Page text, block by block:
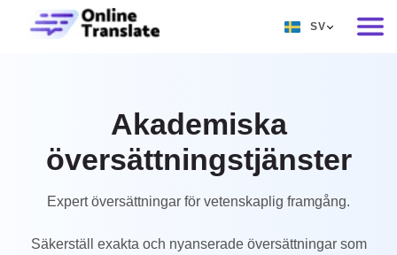
SV
IT
FR
Akademiska
översättningstjänster
Expert översättningar för vetenskaplig framgång.
Säkerställ exakta och nyanserade översättningar som